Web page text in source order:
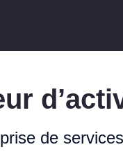
de services